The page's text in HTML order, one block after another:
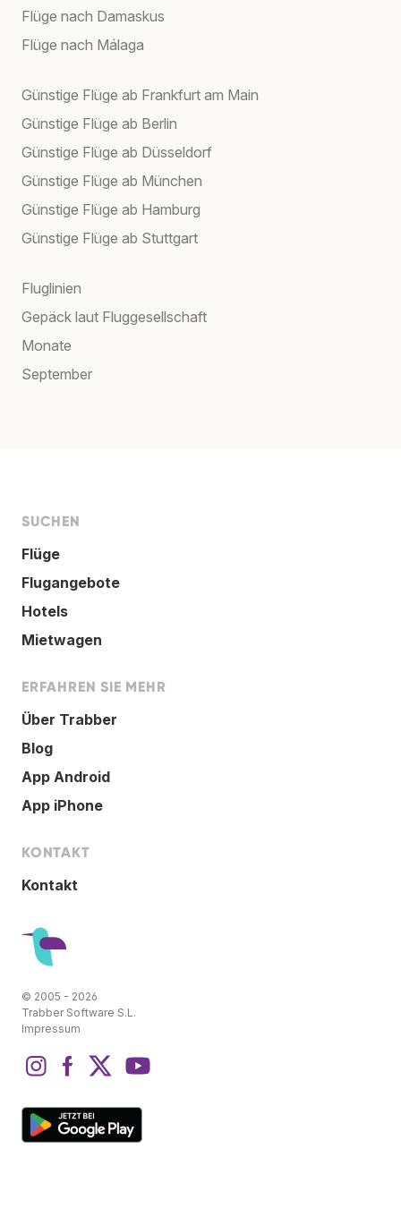
Flüge nach Damaskus
Flüge nach Málaga
Günstige Flüge ab Frankfurt am Main
Günstige Flüge ab Berlin
Günstige Flüge ab Düsseldorf
Günstige Flüge ab München
Günstige Flüge ab Hamburg
Günstige Flüge ab Stuttgart
Fluglinien
Gepäck laut Fluggesellschaft
Monate
September
SUCHEN
Flüge
Flugangebote
Hotels
Mietwagen
ERFAHREN SIE MEHR
Über Trabber
Blog
App Android
App iPhone
KONTAKT
Kontakt
© 2005 - 2026
Trabber Software S.L.
Impressum